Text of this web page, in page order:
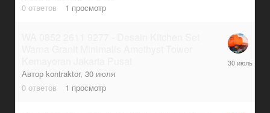
0 ответов 1 просмотр
Автор kontraktor, 30 июля
0 ответов 1 просмотр
30
июля